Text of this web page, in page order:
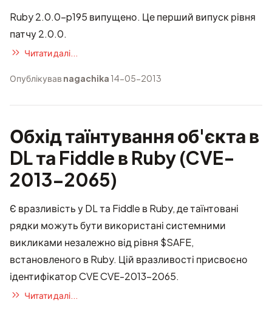
Ruby 2.0.0-p195 випущено. Це перший випуск рівня
патчу 2.0.0.
Читати далі...
Опублікував nagachika 14-05-2013
Обхід таїнтування об'єкта в
DL та Fiddle в Ruby (CVE-
2013-2065)
Є вразливість у DL та Fiddle в Ruby, де таїнтовані
рядки можуть бути використані системними
викликами незалежно від рівня $SAFE,
встановленого в Ruby. Цій вразливості присвоєно
ідентифікатор CVE CVE-2013-2065.
Читати далі...